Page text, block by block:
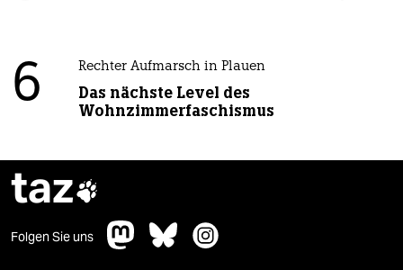
6 Rechter Aufmarsch in Plauen
Das nächste Level des
Wohnzimmerfaschismus
taz
Folgen Sie uns